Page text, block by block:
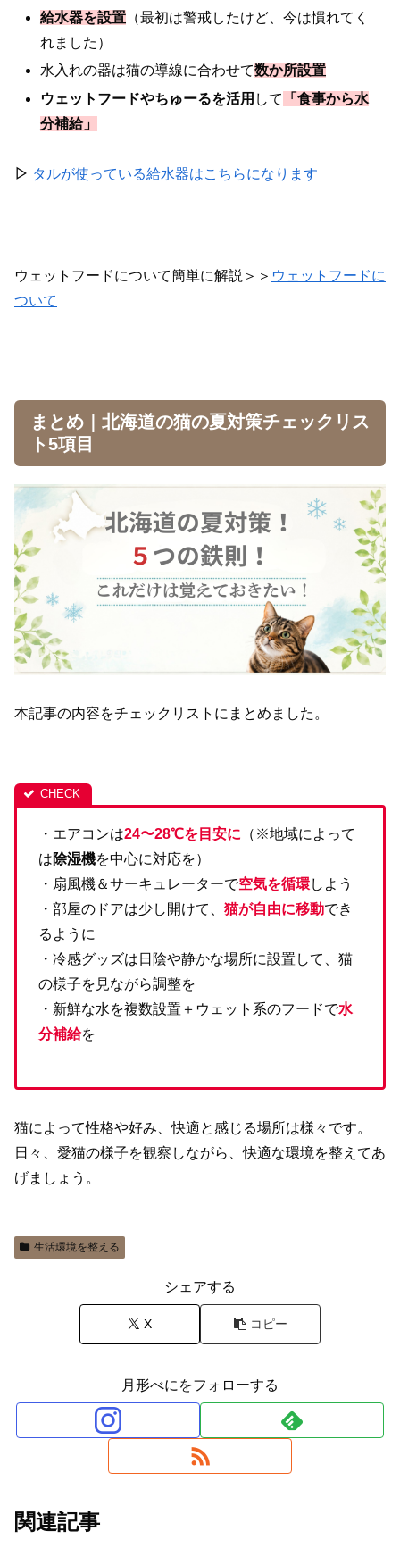
給水器を設置 （最初は警戒したけど、今は慣れてく
れました）
水入れの器は猫の導線に合わせて数か所設置
ウェットフードやちゅーるを活用 して
「食事から水
分補給」
▷ タルが使っている給水器はこちらになります
ウェットフードについて簡単に解説＞＞ ウェットフードに
ついて
まとめ｜北海道の猫の夏対策チェックリス
ト5項目
本記事の内容をチェックリストにまとめました。
・エアコンは24〜28℃を目安に （※地域によって
は除湿機を中心に対応を）
・扇風機＆サーキュレーターで空気を循環しよう
・部屋のドアは少し開けて、 猫が自由に移動でき
るように
・冷感グッズは日陰や静かな場所に設置して、猫
の様子を見ながら調整を
・新鮮な水を複数設置＋ウェット系のフードで水
分補給を
猫によって性格や好み、快適と感じる場所は様々です。
日々、愛猫の様子を観察しながら、快適な環境を整えてあ
げましょう。
生活環境を整える
シェアする
X コピー
月形べにをフォローする
関連記事